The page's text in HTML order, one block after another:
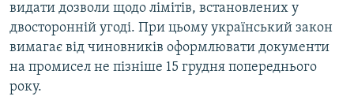
видати дозволи щодо лімітів, встановлених у
двосторонній угоді. При цьому український закон
вимагає від чиновників оформлювати документи
на промисел не пізніше 15 грудня попереднього
року.